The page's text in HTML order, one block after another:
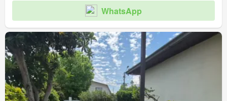
WhatsApp